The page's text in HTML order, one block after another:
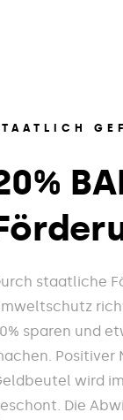
staatliche
sparen und
Positiver
wird
Die